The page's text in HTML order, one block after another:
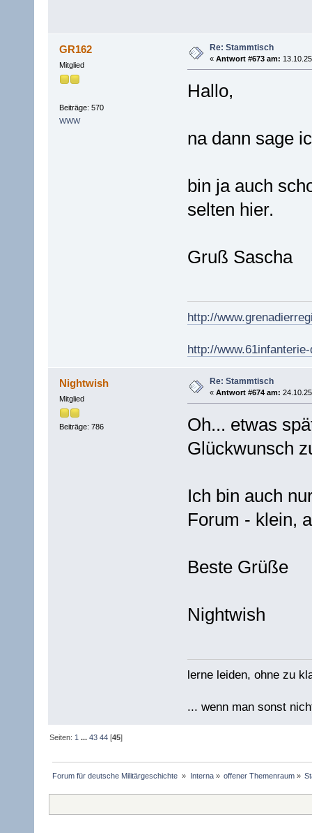
GR162
Mitglied
Beiträge: 570
WWW
Re: Stammtisch
« Antwort #673 am:
Hallo,
na dann sage
bin ja auch
selten hier.
Gruß Sascha
http://
http://
Nightwish
Mitglied
Beiträge: 786
Re: Stammtisch
« Antwort #674 am:
Oh... etwas
Glückwunsch
Ich bin auch
Forum - klein,
Beste Grüße
Nightwish
lerne leiden, ohne zu
... wenn man sonst
Seiten: 1 ...43 44 [45]
Forum für deutsche Militärgeschichte » Interna» offener Themenraum»